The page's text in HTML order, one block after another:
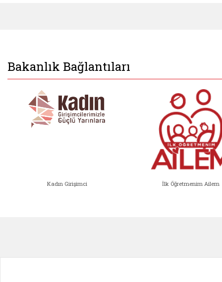
Bakanlık Bağlantıları
Kadın Girişimci İlk Öğretmenim Ailem